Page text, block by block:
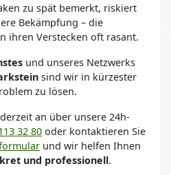
zu spät bemerkt, riskiert
Bekämpfung – die
ihren Verstecken oft rasant.
und unseres Netzwerks
sind wir in kürzester
zu lösen.
an über unsere 24h-
32 80 oder kontaktieren Sie
und wir helfen Ihnen
und professionell.